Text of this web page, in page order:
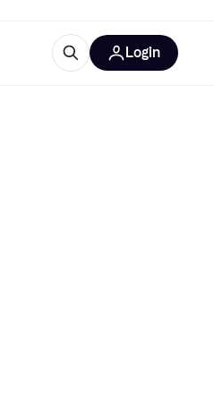
Login